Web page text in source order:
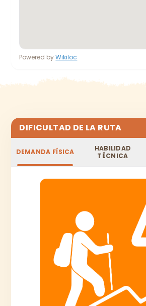
Powered by Wikiloc
DIFICULTAD DE LA RUTA
DEMANDA FÍSICA
HABILIDAD
TÉCNICA